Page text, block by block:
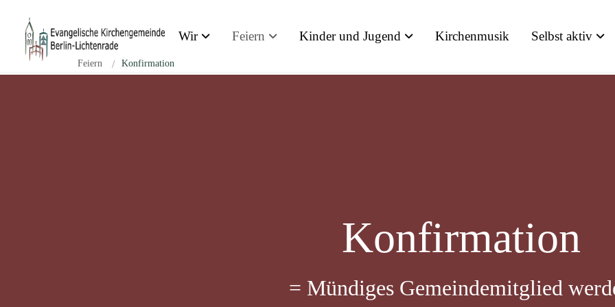
Zum Inhalt springen
Wir Feiern Kinder und Jugend Kirchenmusik Selbst aktiv
Feiern / Konfirmation
Konfirmation
= Mündiges Gemeindemitglied